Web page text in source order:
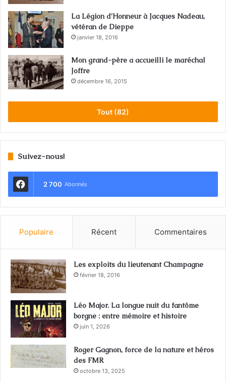
La Légion d’Honneur à Jacques Nadeau,
vétéran de Dieppe
janvier 18, 2016
Mon grand-père a accueilli le maréchal
Joffre
décembre 16, 2015
Tout (82)
Suivez-nous!
2 700 Abonnés
Populaire Récent Commentaires
Les exploits du lieutenant Champagne
février 18, 2016
Léo Major. La longue nuit du fantôme
borgne : entre mémoire et histoire
juin 1, 2026
Roger Gagnon, force de la nature et héros
des FMR
octobre 13, 2025